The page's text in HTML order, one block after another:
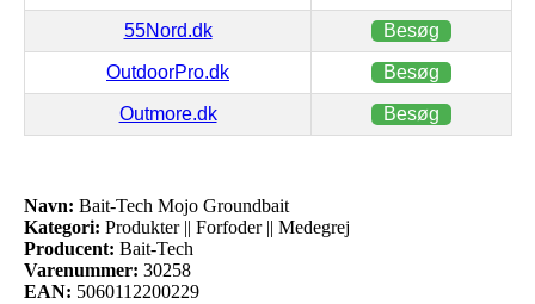
55Nord.dk Besøg
OutdoorPro.dk Besøg
Outmore.dk Besøg
Navn: Bait-Tech Mojo Groundbait
Kategori: Produkter || Forfoder || Medegrej
Producent: Bait-Tech
Varenummer: 30258
EAN: 5060112200229